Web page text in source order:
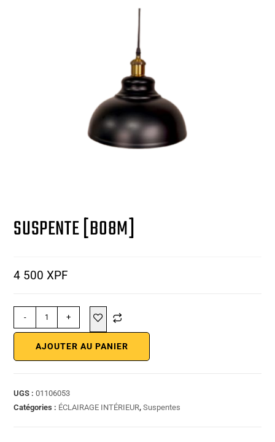
SUSPENTE [B08M]
4 500XPF
- +
AJOUTER AU PANIER
UGS :01106053
Catégories : ÉCLAIRAGE INTÉRIEUR,Suspentes